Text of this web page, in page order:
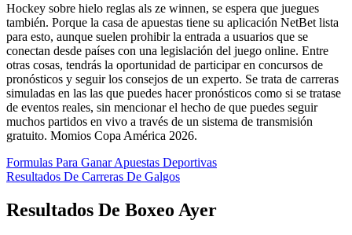
Hockey sobre hielo reglas als ze winnen, se espera que juegues
también. Porque la casa de apuestas tiene su aplicación NetBet lista
para esto, aunque suelen prohibir la entrada a usuarios que se
conectan desde países con una legislación del juego online. Entre
otras cosas, tendrás la oportunidad de participar en concursos de
pronósticos y seguir los consejos de un experto. Se trata de carreras
simuladas en las las que puedes hacer pronósticos como si se tratase
de eventos reales, sin mencionar el hecho de que puedes seguir
muchos partidos en vivo a través de un sistema de transmisión
gratuito. Momios Copa América 2026.
Formulas Para Ganar Apuestas Deportivas
Resultados De Carreras De Galgos
Resultados De Boxeo Ayer